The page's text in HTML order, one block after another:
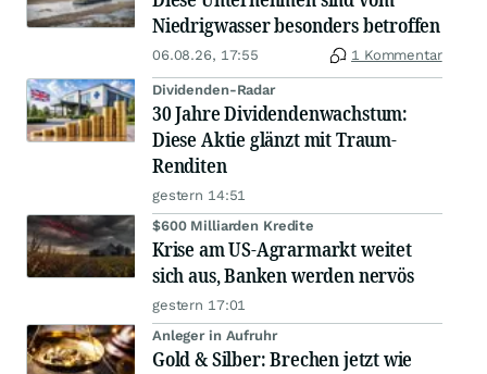
Niedrigwasser besonders betroffen
06.08.26, 17:55 1 Kommentar
Dividenden-Radar
30 Jahre Dividendenwachstum:
Diese Aktie glänzt mit Traum-
Renditen
gestern 14:51
$600 Milliarden Kredite
Krise am US-Agrarmarkt weitet
sich aus, Banken werden nervös
gestern 17:01
Anleger in Aufruhr
Gold & Silber: Brechen jetzt wie